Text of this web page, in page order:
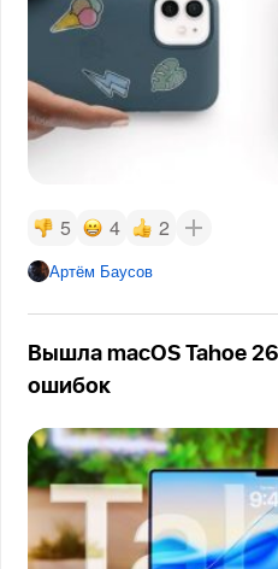
5 4 2
Артём Баусов
Вышла macOS Tahoe
ошибок